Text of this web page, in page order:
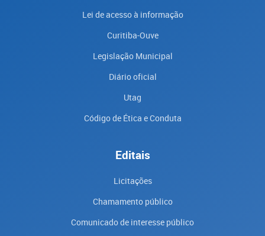
Lei de acesso à informação
Curitiba-Ouve
Legislação Municipal
Diário oficial
Utag
Código de Ética e Conduta
Editais
Licitações
Chamamento público
Comunicado de interesse público